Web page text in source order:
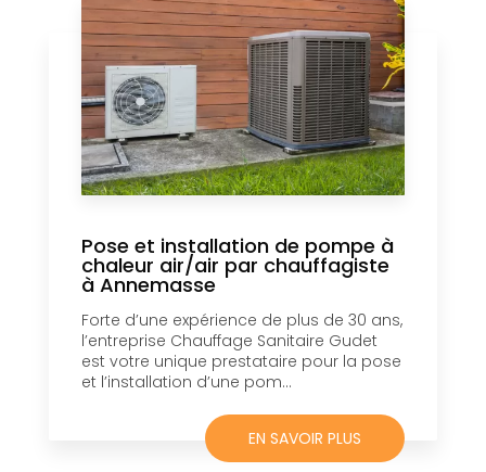
Pose et installation de pompe à
chaleur air/air par chauffagiste
à Annemasse
Forte d’une expérience de plus de 30 ans,
l’entreprise Chauffage Sanitaire Gudet
est votre unique prestataire pour la pose
et l’installation d’une pom...
EN SAVOIR PLUS